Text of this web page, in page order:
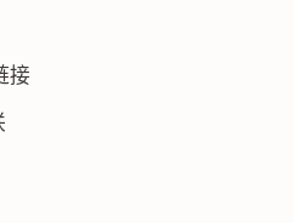
接